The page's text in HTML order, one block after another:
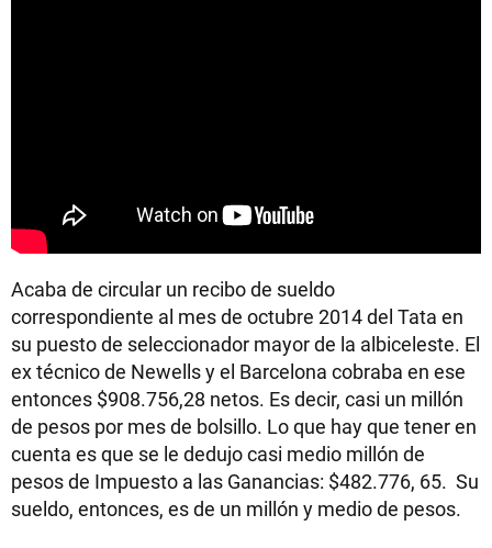
Acaba de circular un recibo de sueldo
correspondiente al mes de octubre 2014 del Tata en
su puesto de seleccionador mayor de la albiceleste. El
ex técnico de Newells y el Barcelona cobraba en ese
entonces $908.756,28 netos. Es decir, casi un millón
de pesos por mes de bolsillo. Lo que hay que tener en
cuenta es que se le dedujo casi medio millón de
pesos de Impuesto a las Ganancias: $482.776, 65. Su
sueldo, entonces, es de un millón y medio de pesos.